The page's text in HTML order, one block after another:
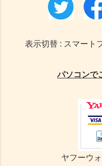
表示切替 : スマート
パソコンで
ヤフーウ